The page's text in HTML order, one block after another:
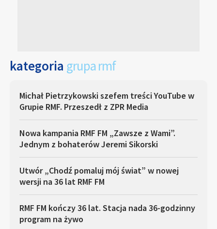
kategoria grupa rmf
Michał Pietrzykowski szefem treści YouTube w
Grupie RMF. Przeszedł z ZPR Media
Nowa kampania RMF FM „Zawsze z Wami”.
Jednym z bohaterów Jeremi Sikorski
Utwór „Chodź pomaluj mój świat” w nowej
wersji na 36 lat RMF FM
RMF FM kończy 36 lat. Stacja nada 36-godzinny
program na żywo